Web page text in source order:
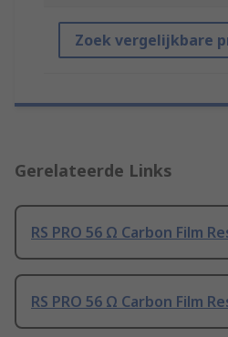
Zoek vergelijkbare
Gerelateerde Links
RS PRO 56 Ω Carbon Film
RS PRO 56 Ω Carbon Film